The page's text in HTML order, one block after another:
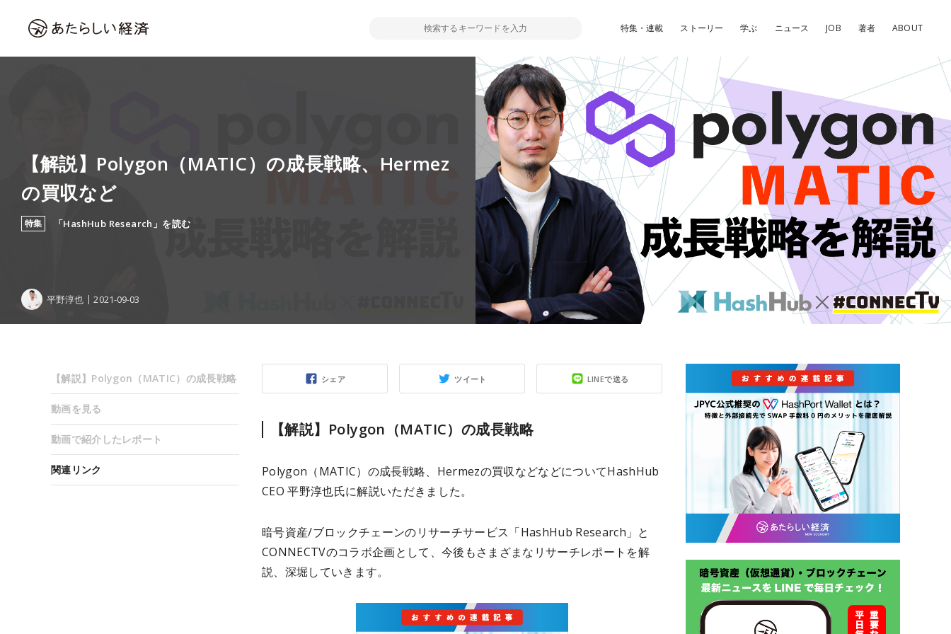
特集・連載 ストーリー 学ぶ ニュース JOB 著者 ABOUT
【解説】Polygon（MATIC）の成長戦略、Hermez
の買収など
特集 「HashHub Research」を読む
平野淳也 2021-09-03
シェア ツイート LINEで送る
【解説】Polygon（MATIC）の成長戦略
Polygon（MATIC）の成長戦略、Hermezの買収などなどについてHashHub
CEO 平野淳也氏に解説いただきました。
暗号資産/ブロックチェーンのリサーチサービス「HashHub Research」と
CONNECTVのコラボ企画として、今後もさまざまなリサーチレポートを解
説、深堀していきます。
【解説】Polygon（MATIC）の成長戦略
動画を見る
動画で紹介したレポート
関連リンク